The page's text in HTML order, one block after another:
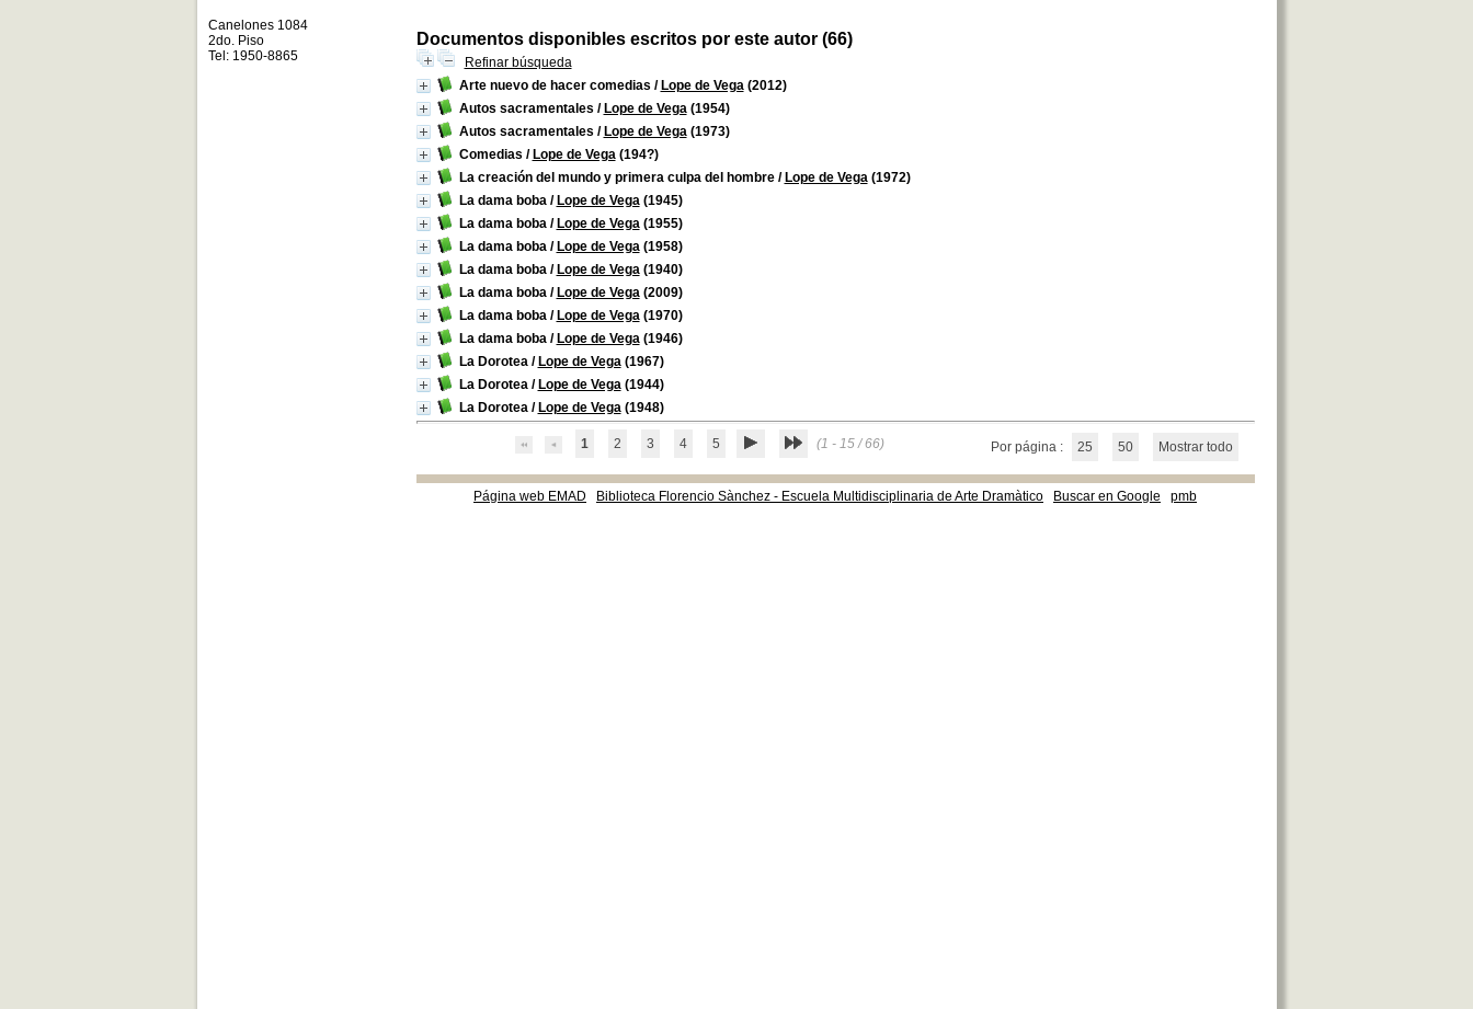
Documentos disponibles escritos por este autor (66)
Refinar búsqueda
Arte nuevo de hacer comedias / Lope de Vega(2012)
Autos sacramentales / Lope de Vega(1954)
Autos sacramentales / Lope de Vega(1973)
Comedias / Lope de Vega(194?)
La creación del mundo y primera culpa del hombre/ Lope de Vega(1972)
La dama boba/ Lope de Vega(1945)
La dama boba/ Lope de Vega(1955)
La dama boba/ Lope de Vega(1958)
La dama boba/ Lope de Vega(1940)
La dama boba/ Lope de Vega(2009)
La dama boba/ Lope de Vega(1970)
La dama boba/ Lope de Vega(1946)
La Dorotea/ Lope de Vega(1967)
La Dorotea/ Lope de Vega(1944)
La Dorotea/ Lope de Vega(1948)
1 2 3 4 5 (1 - 15 / 66) Por página : 25 50 Mostrar todo
Página web EMAD Biblioteca Florencio Sànchez - Escuela Multidisciplinaria de Arte Dramàtico Buscar en Google pmb
Canelones 1084
2do. Piso
Tel: 1950-8865